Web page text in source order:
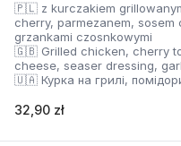
🇵🇱 z kurczakiem
cherry, parmezanem, sosem
grzankami czosnkowymi
🇬🇧 Grilled chicken, cherry
cheese, seaser dressing,
🇺🇦 Курка на грилі,
32,90 zł